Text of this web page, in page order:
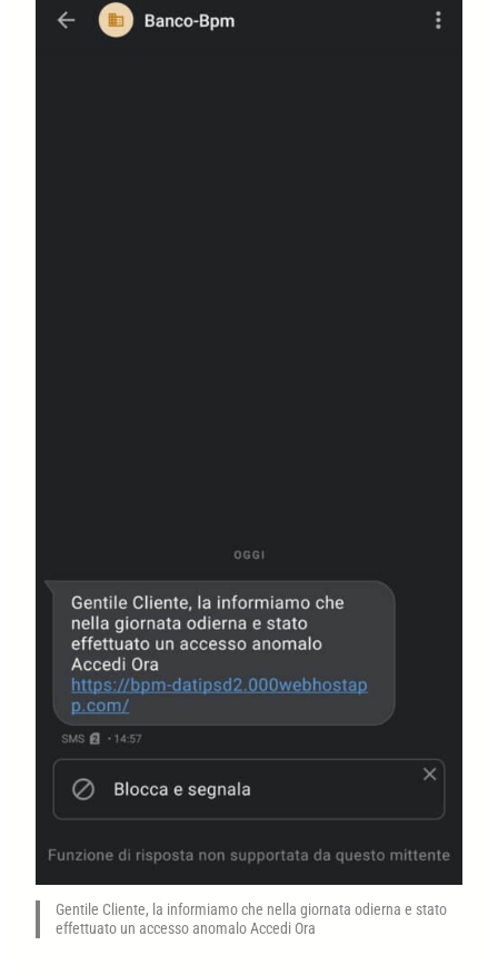
Gentile Cliente, la informiamo che nella giornata odierna e stato
effettuato un accesso anomalo Accedi Ora